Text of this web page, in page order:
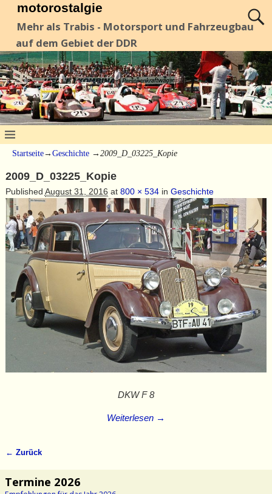
motorostalgie
Mehr als Trabis - Motorsport und Fahrzeugbau
auf dem Gebiet der DDR
Startseite→ Geschichte → 2009_D_03225_Kopie
2009_D_03225_Kopie
Published August 31, 2016 at 800 × 534in Geschichte
DKW F 8
Weiterlesen →
← Zurück
Termine 2026